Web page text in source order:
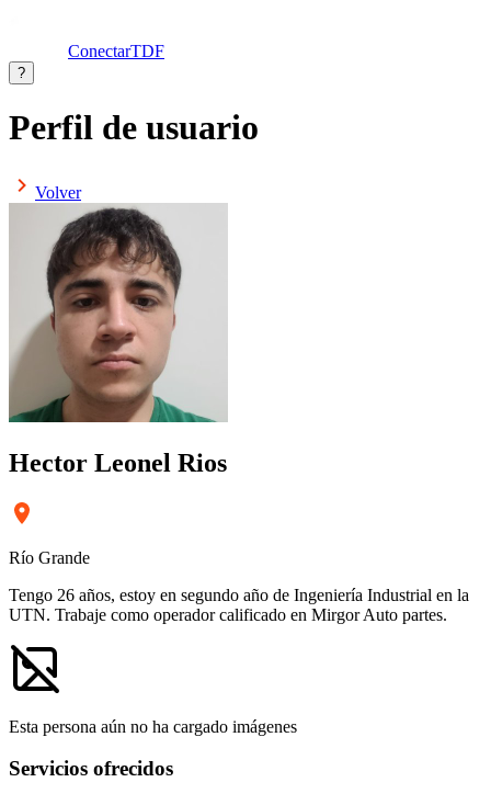
ConectarTDF
?
Perfil de usuario
Volver
Hector Leonel Rios
Río Grande
Tengo 26 años, estoy en segundo año de Ingeniería Industrial en la
UTN. Trabaje como operador calificado en Mirgor Auto partes.
Esta persona aún no ha cargado imágenes
Servicios ofrecidos